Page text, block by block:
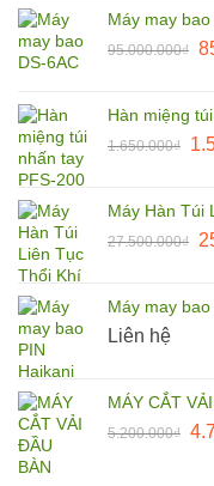
Máy may
95.000.000₫
Hàn miệng
1.650.000₫
Máy Hàn Túi
27.500.000₫
Máy may
Liên hệ
MÁY CẮT
5.200.000₫